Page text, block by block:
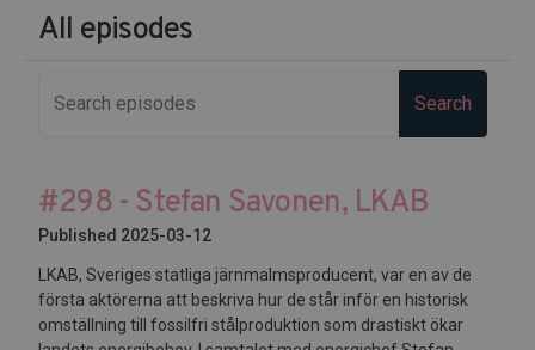
All episodes
Search
#298 - Stefan Savonen, LKAB
Published 2025-03-12
LKAB, Sveriges statliga järnmalmsproducent, var en av de
första aktörerna att beskriva hur de står inför en historisk
omställning till fossilfri stålproduktion som drastiskt ökar